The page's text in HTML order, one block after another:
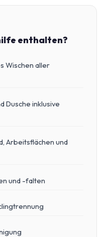
enthalten?
Wischen aller
Dusche inklusive
Arbeitsflächen und
und -falten